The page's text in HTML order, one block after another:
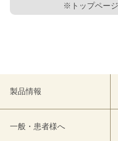
※トップペー
製品情報
一般・患者様へ